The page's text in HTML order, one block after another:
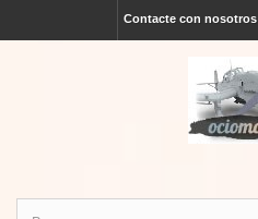
Contacte con nosotros